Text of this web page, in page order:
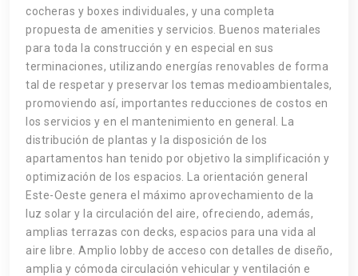
cocheras y boxes individuales, y una completa
propuesta de amenities y servicios. Buenos materiales
para toda la construcción y en especial en sus
terminaciones, utilizando energías renovables de forma
tal de respetar y preservar los temas medioambientales,
promoviendo así, importantes reducciones de costos en
los servicios y en el mantenimiento en general. La
distribución de plantas y la disposición de los
apartamentos han tenido por objetivo la simplificación y
optimización de los espacios. La orientación general
Este-Oeste genera el máximo aprovechamiento de la
luz solar y la circulación del aire, ofreciendo, además,
amplias terrazas con decks, espacios para una vida al
aire libre. Amplio lobby de acceso con detalles de diseño,
amplia y cómoda circulación vehicular y ventilación e